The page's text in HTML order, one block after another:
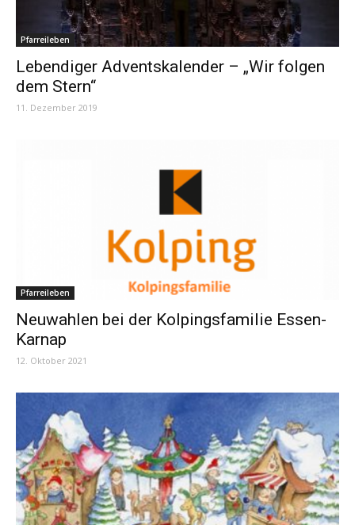
Pfarreileben
Lebendiger Adventskalender – „Wir folgen
dem Stern“
11. Dezember 2019
Pfarreileben
Neuwahlen bei der Kolpingsfamilie Essen-
Karnap
12. Oktober 2021